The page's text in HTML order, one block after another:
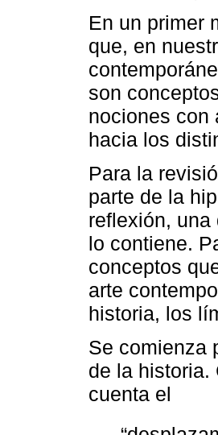
En un primer
que, en
son
nociones con
hacia los
Para la
parte de la
reflexión,
lo contiene.
conceptos
arte
historia, los
Se comienza
de la historia.
cuenta el